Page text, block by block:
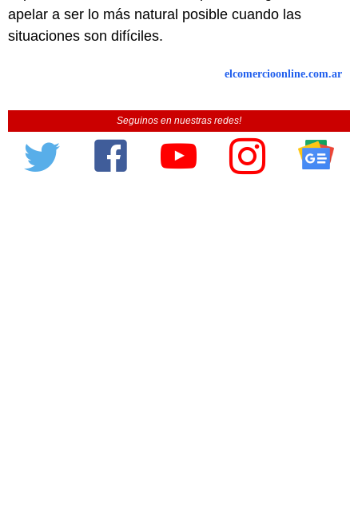
apelar a ser lo más natural posible cuando las
situaciones son difíciles.
elcomercioonline.com.ar
Seguinos en nuestras redes!